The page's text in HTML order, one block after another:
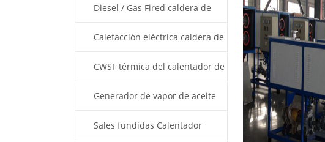
térmicoDiesel / Gas Fired caldera de
aceite térmico
Calefacción eléctrica caldera de
aceite térmico
CWSF térmica del calentador de
aceiteGenerador de vapor de aceite
térmicoSales fundidas Calentador